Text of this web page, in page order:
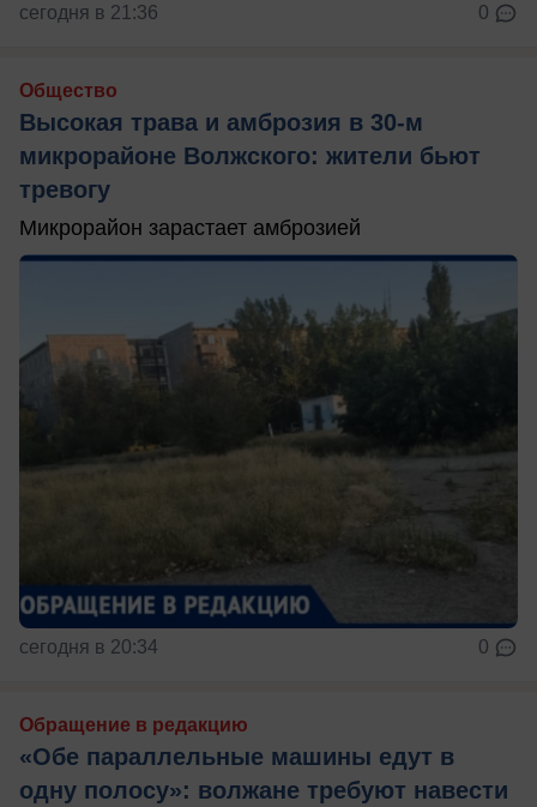
сегодня в 21:36 0
Общество
Высокая трава и амброзия в 30‑м
микрорайоне Волжского: жители бьют
тревогу
Микрорайон зарастает амброзией
сегодня в 20:34 0
Обращение в редакцию
«Обе параллельные машины едут в
одну полосу»: волжане требуют навести